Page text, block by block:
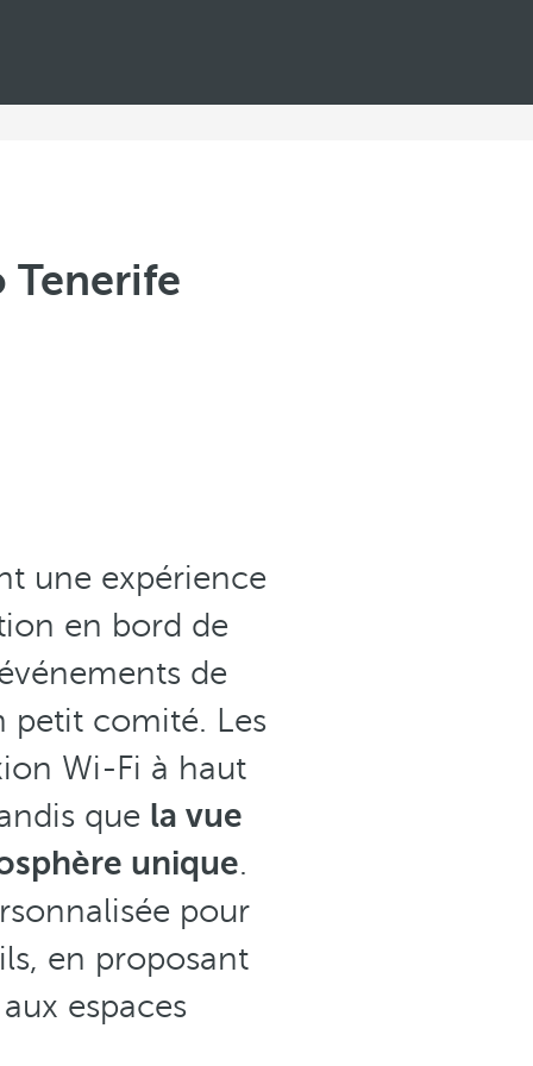
Tenerife
une expérience
en bord de
de
petit comité. Les
Wi-Fi à haut
que la vue
unique.
pour
en proposant
espaces